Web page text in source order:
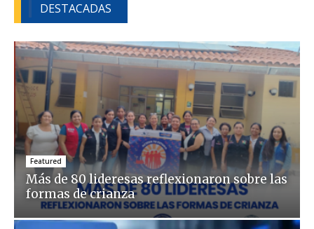
DESTACADAS
Featured
Más de 80 lideresas reflexionaron sobre las
formas de crianza